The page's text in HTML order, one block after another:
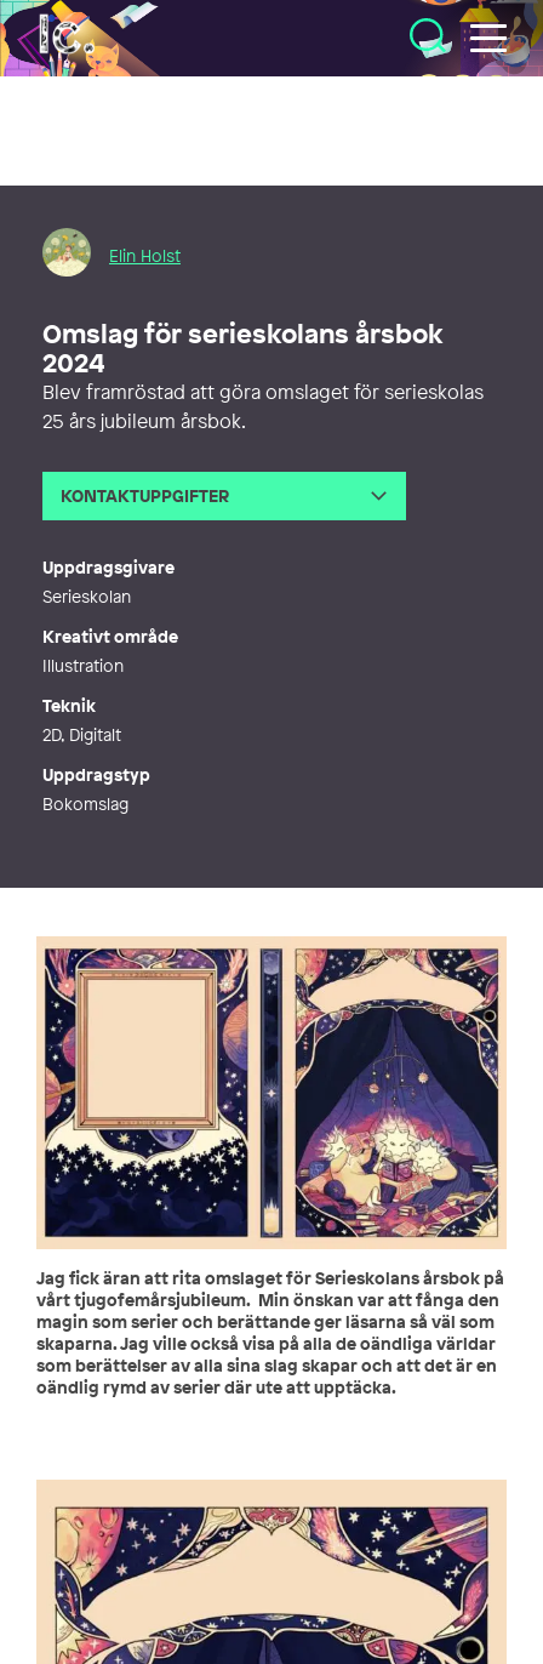
Illustratörcentrum
Elin Holst
Omslag för serieskolans årsbok
2024
Blev framröstad att göra omslaget för serieskolas
25 års jubileum årsbok.
KONTAKTUPPGIFTER
Uppdragsgivare
Serieskolan
Kreativt område
Illustration
Teknik
2D, Digitalt
Uppdragstyp
Bokomslag
Jag fick äran att rita omslaget för Serieskolans årsbok på
vårt tjugofemårsjubileum. Min önskan var att fånga den
magin som serier och berättande ger läsarna så väl som
skaparna. Jag ville också visa på alla de oändliga världar
som berättelser av alla sina slag skapar och att det är en
oändlig rymd av serier där ute att upptäcka.